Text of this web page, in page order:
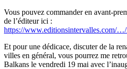
Vous pouvez commander en avant-
de l’éditeur ici :
https://www.editionsintervalles.com/
Et pour une dédicace, discuter de la
villes en général, vous pourrez me
Balkans le vendredi 19 mai avec